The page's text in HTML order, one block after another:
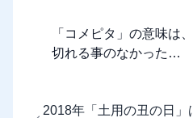
「コメピタ」の意味は
切れる事のなかった…
2018年「土用の丑の日